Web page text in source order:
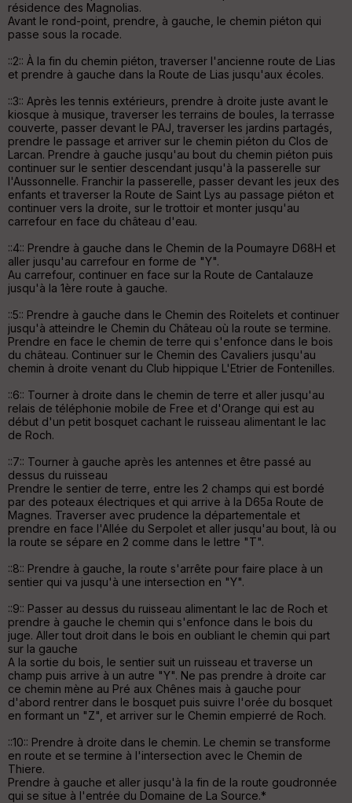
ic
he
d
é
p
ar
t
ar
ri
v
é
e
tr
e
OI
C
ou
le
ur
ai
eu
sp
en
ce
Po
int
illé
s
S
s
résidence des Magnolias.
Avant le rond-point, prendre, à gauche, le chemin piéton qui
passe sous la rocade.
::2:: À la fin du chemin piéton, traverser l'ancienne route de Lias
et prendre à gauche dans la Route de Lias jusqu'aux écoles.
::3:: Après les tennis extérieurs, prendre à droite juste avant le
kiosque à musique, traverser les terrains de boules, la terrasse
couverte, passer devant le PAJ, traverser les jardins partagés,
prendre le passage et arriver sur le chemin piéton du Clos de
Larcan. Prendre à gauche jusqu'au bout du chemin piéton puis
continuer sur le sentier descendant jusqu'à la passerelle sur
l'Aussonnelle. Franchir la passerelle, passer devant les jeux des
enfants et traverser la Route de Saint Lys au passage piéton et
continuer vers la droite, sur le trottoir et monter jusqu'au
carrefour en face du château d'eau.
::4:: Prendre à gauche dans le Chemin de la Poumayre D68H et
aller jusqu'au carrefour en forme de "Y".
Au carrefour, continuer en face sur la Route de Cantalauze
jusqu'à la 1ère route à gauche.
::5:: Prendre à gauche dans le Chemin des Roitelets et continuer
jusqu'à atteindre le Chemin du Château où la route se termine.
Prendre en face le chemin de terre qui s'enfonce dans le bois
du château. Continuer sur le Chemin des Cavaliers jusqu'au
chemin à droite venant du Club hippique L'Etrier de Fontenilles.
::6:: Tourner à droite dans le chemin de terre et aller jusqu'au
relais de téléphonie mobile de Free et d'Orange qui est au
début d'un petit bosquet cachant le ruisseau alimentant le lac
de Roch.
::7:: Tourner à gauche après les antennes et être passé au
dessus du ruisseau
Prendre le sentier de terre, entre les 2 champs qui est bordé
par des poteaux électriques et qui arrive à la D65a Route de
Magnes. Traverser avec prudence la départementale et
prendre en face l'Allée du Serpolet et aller jusqu'au bout, là ou
la route se sépare en 2 comme dans le lettre "T".
::8:: Prendre à gauche, la route s'arrête pour faire place à un
sentier qui va jusqu'à une intersection en "Y".
::9:: Passer au dessus du ruisseau alimentant le lac de Roch et
prendre à gauche le chemin qui s'enfonce dans le bois du
juge. Aller tout droit dans le bois en oubliant le chemin qui part
sur la gauche
A la sortie du bois, le sentier suit un ruisseau et traverse un
champ puis arrive à un autre "Y". Ne pas prendre à droite car
ce chemin mène au Pré aux Chênes mais à gauche pour
d'abord rentrer dans le bosquet puis suivre l'orée du bosquet
en formant un "Z", et arriver sur le Chemin empierré de Roch.
::10:: Prendre à droite dans le chemin. Le chemin se transforme
en route et se termine à l'intersection avec le Chemin de
Thiere.
Prendre à gauche et aller jusqu'à la fin de la route goudronnée
qui se situe à l'entrée du Domaine de La Source.*